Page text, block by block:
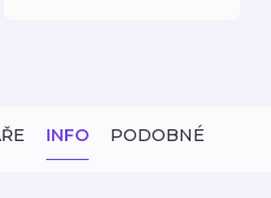
INFO PODOBNÉ